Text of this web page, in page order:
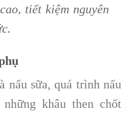
tiết kiệm nguyên
nấu sữa, quá trình nấu
khâu then chốt